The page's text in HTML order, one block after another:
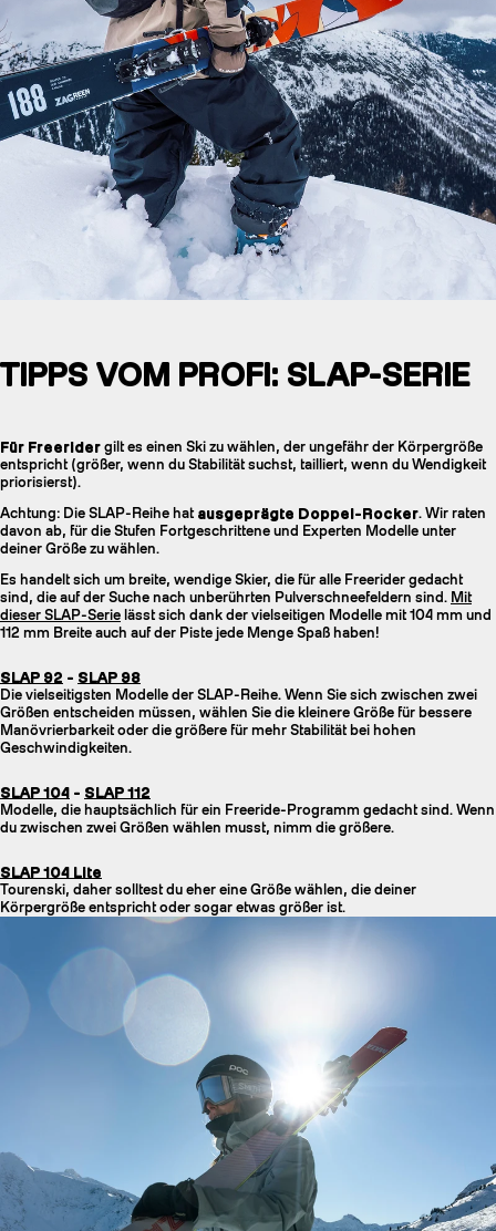
TIPPS VOM PROFI: SLAP-SERIE
Für Freerider gilt es einen Ski zu wählen, der ungefähr der Körpergröße
entspricht (größer, wenn du Stabilität suchst, tailliert, wenn du Wendigkeit
priorisierst).
Achtung: Die SLAP-Reihe hat ausgeprägte Doppel-Rocker. Wir raten
davon ab, für die Stufen Fortgeschrittene und Experten Modelle unter
deiner Größe zu wählen.
Es handelt sich um breite, wendige Skier, die für alle Freerider gedacht
sind, die auf der Suche nach unberührten Pulverschneefeldern sind. Mit
dieser SLAP-Serie lässt sich dank der vielseitigen Modelle mit 104 mm und
112 mm Breite auch auf der Piste jede Menge Spaß haben!
SLAP 92 - SLAP 98
Die vielseitigsten Modelle der SLAP-Reihe. Wenn Sie sich zwischen zwei
Größen entscheiden müssen, wählen Sie die kleinere Größe für bessere
Manövrierbarkeit oder die größere für mehr Stabilität bei hohen
Geschwindigkeiten.
SLAP 104 - SLAP 112
Modelle, die hauptsächlich für ein Freeride-Programm gedacht sind. Wenn
du zwischen zwei Größen wählen musst, nimm die größere.
SLAP 104 Lite
Tourenski, daher solltest du eher eine Größe wählen, die deiner
Körpergröße entspricht oder sogar etwas größer ist.